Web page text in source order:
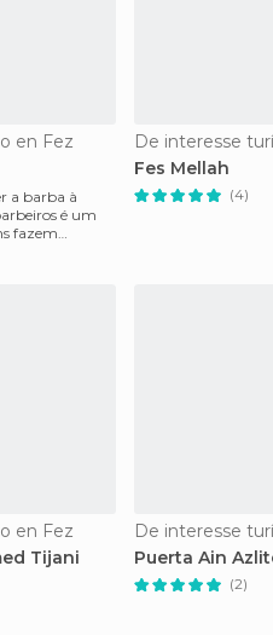
en Fez
a barba à
é um
fazem
De interesse
Fes Mellah
(4)
en Fez
Tijani
De interesse
Puerta Ain
(2)